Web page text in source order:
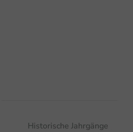
Historische Jahrgänge